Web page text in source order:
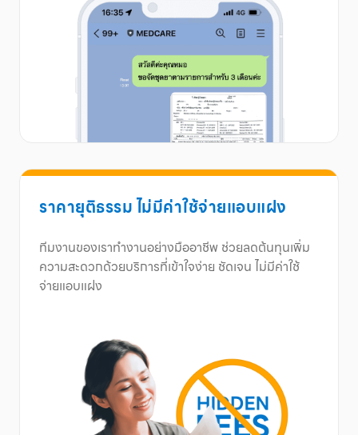
ราคายุติธรรม ไม่มีค่าใช้จ่ายแอบแฝง
ทีมงานของเราทำงานอย่างมืออาชีพ ช่วยลดต้นทุนเพิ่ม
ความสะดวกด้วยบริการที่เข้าใจง่าย ชัดเจน ไม่มีค่าใช้
จ่ายแอบแฝง